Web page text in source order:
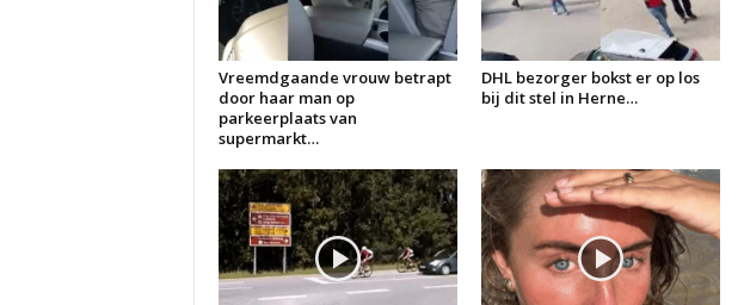
Vreemdgaande vrouw betrapt
door haar man op
parkeerplaats van
supermarkt…
DHL bezorger bokst er op los
bij dit stel in Herne…